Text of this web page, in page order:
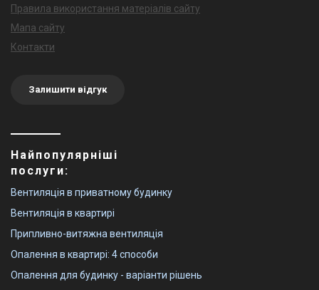
Правила використання матеріалів сайту
Мапа сайту
Контакти
Залишити відгук
Найпопулярніші
послуги:
Вентиляція в приватному будинку
Вентиляція в квартирі
Припливно-витяжна вентиляція
Опалення в квартирі: 4 способи
Опалення для будинку - варіанти рішень